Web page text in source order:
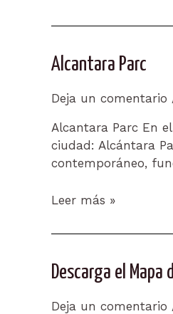
House
Alcantara Parc
Deja un comentario
Alcantara Parc En
ciudad: Alcántara
contemporáneo,
Alcantara
Leer más »
Descarga el
Deja un comentario